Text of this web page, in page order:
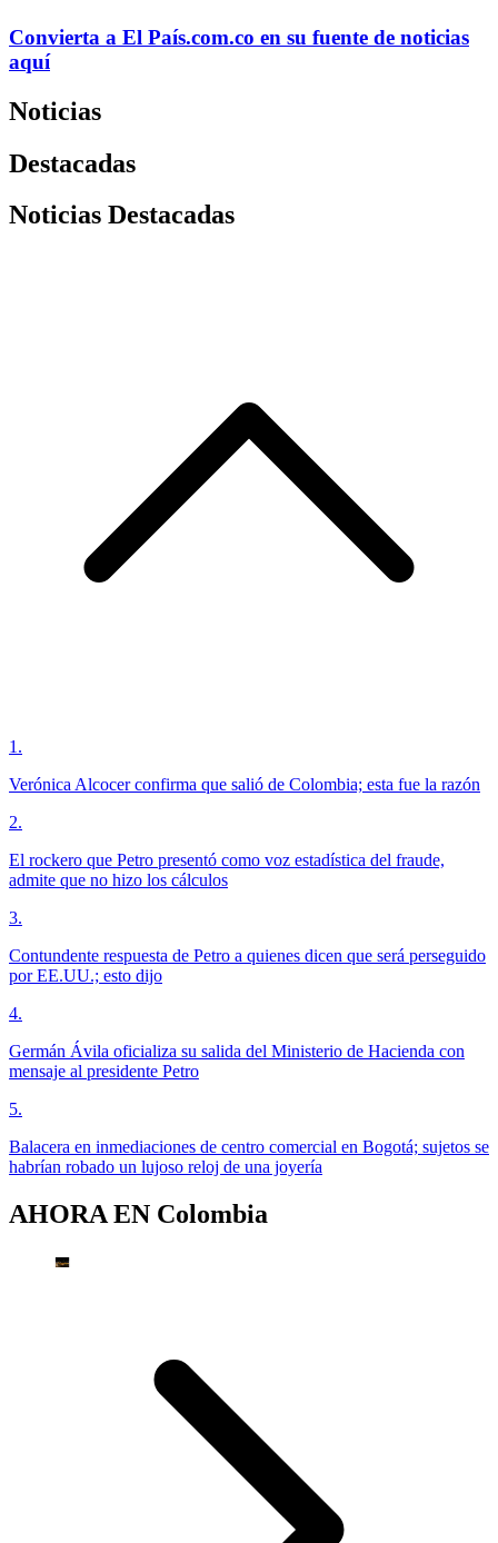
Convierta a El País.com.co en su fuente de noticias
aquí
Noticias
Destacadas
Noticias Destacadas
1 .
Verónica Alcocer confirma que salió de Colombia; esta fue la razón
2.
El rockero que Petro presentó como voz estadística del fraude,
admite que no hizo los cálculos
3.
Contundente respuesta de Petro a quienes dicen que será perseguido
por EE.UU.; esto dijo
4.
Germán Ávila oficializa su salida del Ministerio de Hacienda con
mensaje al presidente Petro
5.
Balacera en inmediaciones de centro comercial en Bogotá; sujetos se
habrían robado un lujoso reloj de una joyería
AHORA EN Colombia